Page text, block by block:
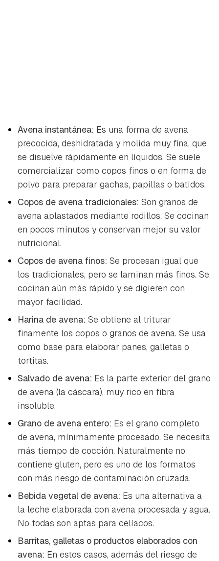
Avena instantánea: Es una forma de avena
precocida, deshidratada y molida muy fina, que
se disuelve rápidamente en líquidos. Se suele
comercializar como copos finos o en forma de
polvo para preparar gachas, papillas o batidos.
Copos de avena tradicionales: Son granos de
avena aplastados mediante rodillos. Se cocinan
en pocos minutos y conservan mejor su valor
nutricional.
Copos de avena finos: Se procesan igual que
los tradicionales, pero se laminan más finos. Se
cocinan aún más rápido y se digieren con
mayor facilidad.
Harina de avena: Se obtiene al triturar
finamente los copos o granos de avena. Se usa
como base para elaborar panes, galletas o
tortitas.
Salvado de avena: Es la parte exterior del grano
de avena (la cáscara), muy rico en fibra
insoluble.
Grano de avena entero: Es el grano completo
de avena, mínimamente procesado. Se necesita
más tiempo de cocción. Naturalmente no
contiene gluten, pero es uno de los formatos
con más riesgo de contaminación cruzada.
Bebida vegetal de avena: Es una alternativa a
la leche elaborada con avena procesada y agua.
No todas son aptas para celíacos.
Barritas, galletas o productos elaborados con
avena: En estos casos, además del riesgo de